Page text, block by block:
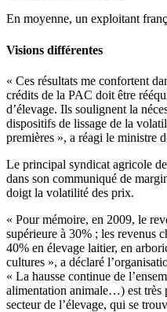
En moyenne, un exploitant
Visions différentes
« Ces résultats me confortent
crédits de la PAC doit être
d’élevage. Ils soulignent la
dispositifs de lissage de la
premières », a réagi le ministre
Le principal syndicat agricole
dans son communiqué de
doigt la volatilité des prix.
« Pour mémoire, en 2009, le
supérieure à 30% ; les revenus
40% en élevage laitier, en
cultures », a déclaré
« La hausse continue de
alimentation animale…) est très
secteur de l’élevage, qui se